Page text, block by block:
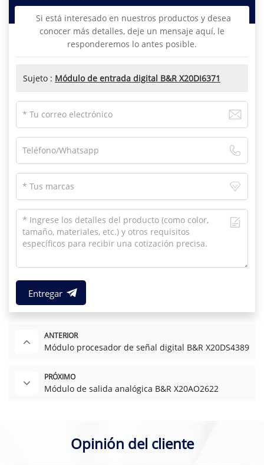
Si está interesado en nuestros productos y desea
conocer más detalles, deje un mensaje aquí, le
responderemos lo antes posible.
Sujeto : Módulo de entrada digital B&R X20DI6371
Entregar
ANTERIOR
Módulo procesador de señal digital B&R X20DS4389
PRÓXIMO
Módulo de salida analógica B&R X20AO2622
Opinión del cliente